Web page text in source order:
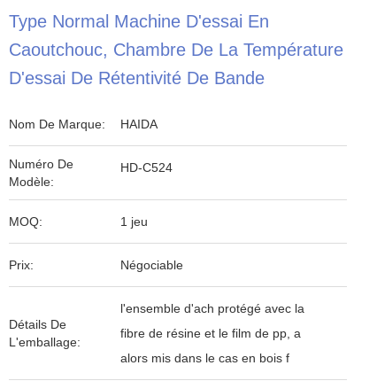
Type Normal Machine D'essai En
Caoutchouc, Chambre De La Température
D'essai De Rétentivité De Bande
Nom De Marque: HAIDA
Numéro De
Modèle:
HD-C524
MOQ: 1 jeu
Prix: Négociable
Détails De
L'emballage:
l'ensemble d'ach protégé avec la
fibre de résine et le film de pp, a
alors mis dans le cas en bois f